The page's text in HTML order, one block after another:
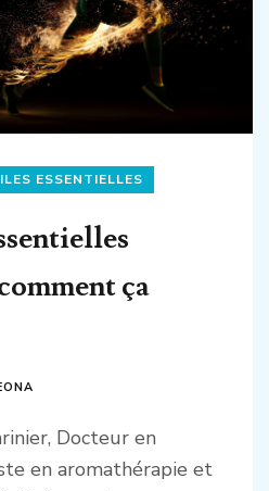
ESSENTIELLES
ça
Docteur en
en aromathérapie et